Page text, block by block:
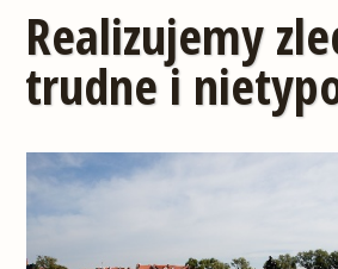
Realizujemy
trudne i